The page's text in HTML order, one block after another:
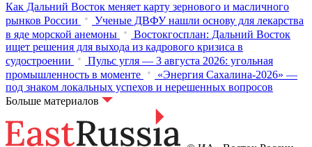
Как Дальний Восток меняет карту зернового и масличного
рынков России
Ученые ДВФУ нашли основу для лекарства
в яде морской анемоны
Востокгосплан: Дальний Восток
ищет решения для выхода из кадрового кризиса в
судостроении
Пульс угля — 3 августа 2026: угольная
промышленность в моменте
«Энергия Сахалина-2026» —
под знаком локальных успехов и нерешенных вопросов
Больше материалов